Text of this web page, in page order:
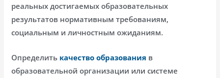
реальных достигаемых образовательных
результатов нормативным требованиям,
социальным и личностным ожиданиям.
Определить качество образования в
образовательной организации или системе